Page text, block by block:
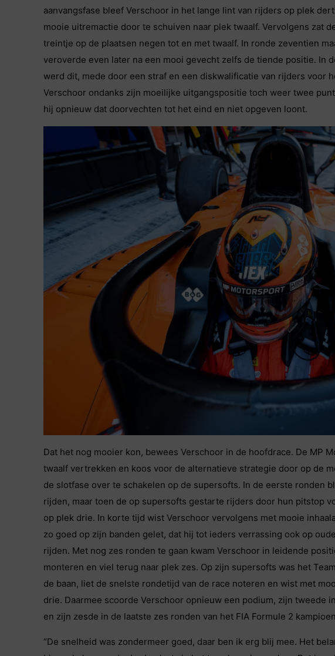
aanvangsfase bleef Verschoor in het lange lint van rijders op plek
mooie uitremactie door te schuiven naar plek twaalf. Vervolgens zat
treintje op de plaatsen negen tot en met twaalf. In ronde zeventien
veroverde even later na een mooi gevecht zelfs de tiende positie. In
werd dit, mede door een straf en een diskwalificatie van rijders voor
Verschoor ondanks zijn moeilijke uitgangspositie toch weer twee
hij opnieuw dat doorvechten tot het eind en niet opgeven loont.
Dat het nog mooier kon, bewees Verschoor in de hoofdrace. De MP
twaalf vertrekken en koos voor de alternatieve strategie door op de
de slotfase over te schakelen op de supersofts. In de eerste ronden
rijden, maar toen de op supersofts gestarte rijders door hun pitstop
op plek drie. In korte tijd wist Verschoor vervolgens met mooie
zo goed op zijn banden gelet, dat hij tot ieders verrassing ook op
rijden. Met nog zes ronden te gaan kwam Verschoor in leidende
monteren en viel terug naar plek zes. Op zijn supersofts was het
de baan, liet de snelste rondetijd van de race noteren en wist met
drie. Daarmee scoorde Verschoor opnieuw een podium, zijn tweede
en zijn zesde in de laatste zes ronden van het FIA Formule 2
“De snelheid was zondermeer goed, daar ben ik erg blij mee. Het